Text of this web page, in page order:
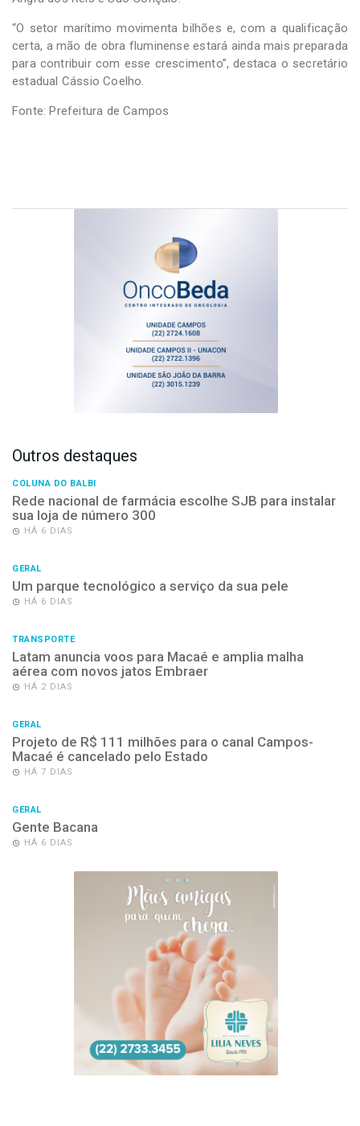
“O setor marítimo movimenta bilhões e, com a qualificação
certa, a mão de obra fluminense estará ainda mais preparada
para contribuir com esse crescimento”, destaca o secretário
estadual Cássio Coelho.
Fonte: Prefeitura de Campos
Outros destaques
COLUNA DO BALBI
Rede nacional de farmácia escolhe SJB para instalar
sua loja de número 300
HÁ 6 DIAS
GERAL
Um parque tecnológico a serviço da sua pele
HÁ 6 DIAS
TRANSPORTE
Latam anuncia voos para Macaé e amplia malha
aérea com novos jatos Embraer
HÁ 2 DIAS
GERAL
Projeto de R$ 111 milhões para o canal Campos-
Macaé é cancelado pelo Estado
HÁ 7 DIAS
GERAL
Gente Bacana
HÁ 6 DIAS